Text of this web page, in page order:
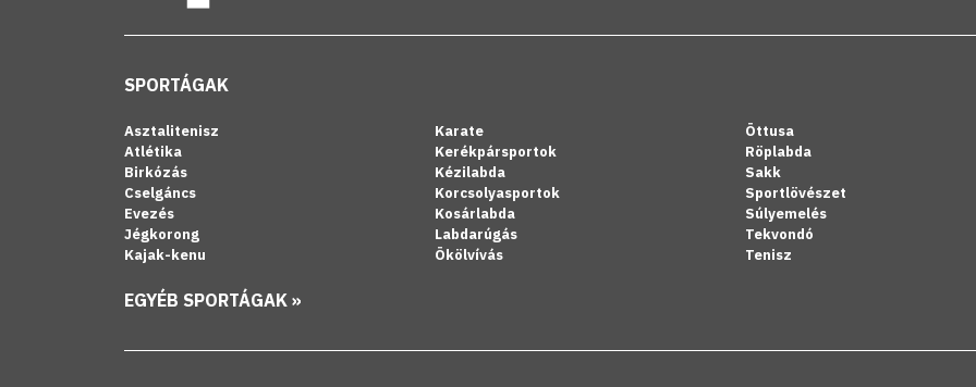
SPORTÁGAK
Asztalitenisz
Atlétika
Birkózás
Cselgáncs
Evezés
Jégkorong
Kajak-kenu
Karate
Kerékpársportok
Kézilabda
Korcsolyasportok
Kosárlabda
Labdarúgás
Ökölvívás
Öttusa
Röplabda
Sakk
Sportlövészet
Súlyemelés
Tekvondó
Tenisz
EGYÉB SPORTÁGAK »